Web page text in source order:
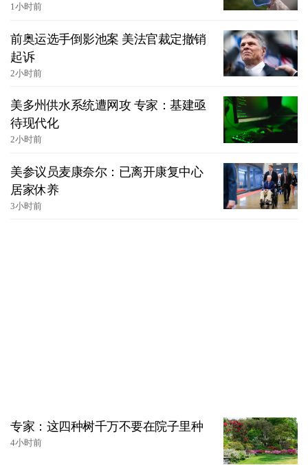
1小时前
前奥运选手倒影池案 美法官裁定撤销
起诉
2小时前
美多州供水系统遭网攻 专家：基建亟
待现代化
2小时前
美参议员麦康奈尔：已离开康复中心
居家休养
3小时前
专家：这四种树千万不要在院子里种
4小时前